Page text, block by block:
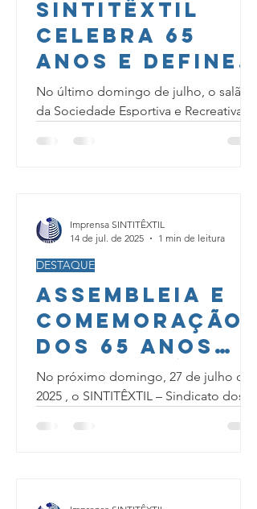
SINTItêXTIL
Celebra 65
Anos e Define
Rumo para
2025/2026!
No último domingo de julho, o salão
da Sociedade Esportiva e Recreativa
importante para o SINTITEXTIL . O...
Assembleia e
Comemoração
dos 65 Anos
do SINTITÊXTIL:
Participe!
No próximo domingo, 27 de julho de
2025 , o SINTITÊXTIL – Sindicato dos
e Vestuário de S.B.S., Rio...
DESTAQUE
Imprensa SINTITÊXTIL
14 de jul. de 2025
1 min de leitura